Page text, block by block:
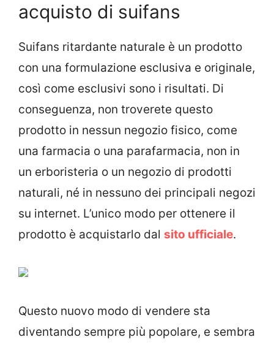
acquisto di suifans
Suifans ritardante naturale è un prodotto
con una formulazione esclusiva e originale,
così come esclusivi sono i risultati. Di
conseguenza, non troverete questo
prodotto in nessun negozio fisico, come
una farmacia o una parafarmacia, non in
un erboristeria o un negozio di prodotti
naturali, né in nessuno dei principali negozi
su internet. L’unico modo per ottenere il
prodotto è acquistarlo dal sito ufficiale.
Questo nuovo modo di vendere sta
diventando sempre più popolare, e sembra